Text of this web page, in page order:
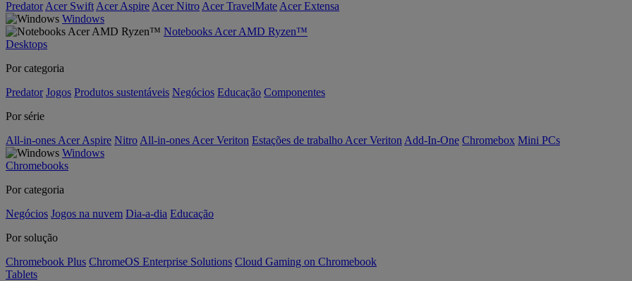
Predator Acer Swift Acer Aspire Acer Nitro Acer TravelMate Acer Extensa
Windows
Notebooks Acer AMD Ryzen™
Desktops
Por categoria
Predator Jogos Produtos sustentáveis Negócios Educação Componentes
Por série
All-in-ones Acer Aspire Nitro All-in-ones Acer Veriton Estações de trabalho Acer Veriton Add-In-One Chromebox Mini PCs
Windows
Chromebooks
Por categoria
Negócios Jogos na nuvem Dia-a-dia Educação
Por solução
Chromebook Plus ChromeOS Enterprise Solutions Cloud Gaming on Chromebook
Tablets